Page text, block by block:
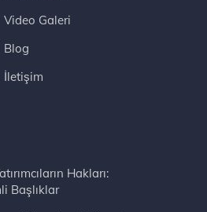
Video Galeri
Blog
İletişim
Hakları:
Başlıklar